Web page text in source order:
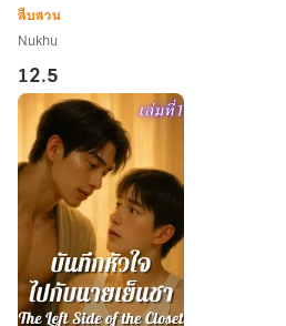
Veil)
สืบสวน
Nukhu
12.5